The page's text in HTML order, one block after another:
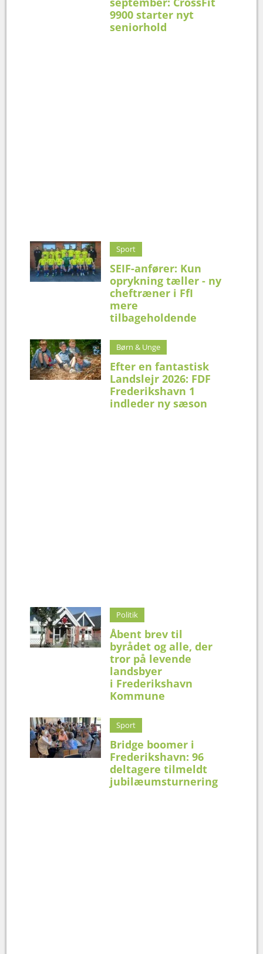
9900 starter nyt
seniorhold
Sport
SEIF-anfører: Kun
oprykning tæller - ny
cheftræner i FfI
mere
tilbageholdende
Børn & Unge
Efter en fantastisk
Landslejr 2026: FDF
Frederikshavn 1
indleder ny sæson
Politik
Åbent brev til
byrådet og alle, der
tror på levende
landsbyer
i Frederikshavn
Kommune
Sport
Bridge boomer i
Frederikshavn: 96
deltagere tilmeldt
jubilæumsturnering